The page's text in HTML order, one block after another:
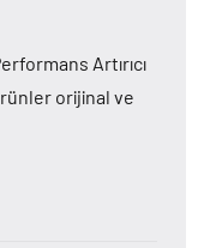
Artırıcı
orijinal ve